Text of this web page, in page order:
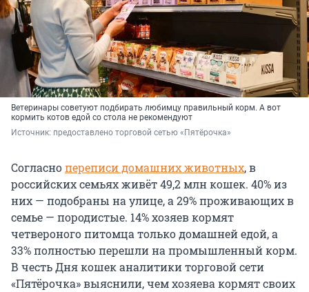
Ветеринары советуют подбирать любимцу правильный корм. А вот
кормить котов едой со стола не рекомендуют
Источник: предоставлено торговой сетью «Пятёрочка»
Согласнопереписи домашних животных, в
российских семьях живёт 49,2 млн кошек. 40% из
них — подобраны на улице, а 29% проживающих в
семье — породистые. 14% хозяев кормят
четвероного питомца только домашней едой, а
33% полностью перешли на промышленный корм.
В честь Дня кошек аналитики торговой сети
«Пятёрочка» выяснили, чем хозяева кормят своих